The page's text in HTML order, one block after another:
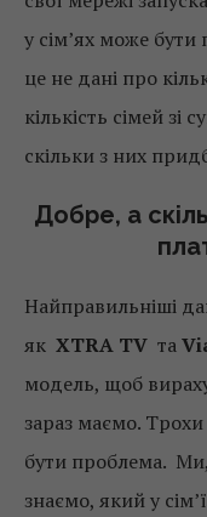
у сім’ях може бути
це не дані про
кількість сімей зі
скільки з них
Добре, а
Найправильніші
як XTRA TV та
модель, щоб
зараз маємо.
бути проблема.
знаємо, який у